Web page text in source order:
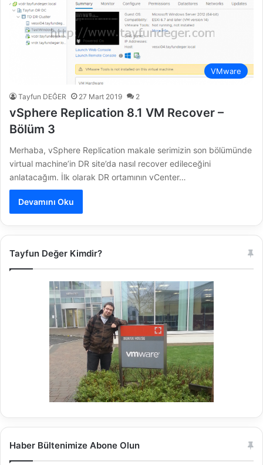
VMware
Tayfun DEĞER 27 Mart 2019 2
vSphere Replication 8.1 VM Recover –
Bölüm 3
Merhaba, vSphere Replication makale serimizin son bölümünde
virtual machine’in DR site’da nasıl recover edileceğini
anlatacağım. İlk olarak DR ortamının vCenter…
Devamını Oku
Tayfun Değer Kimdir?
Haber Bültenimize Abone Olun